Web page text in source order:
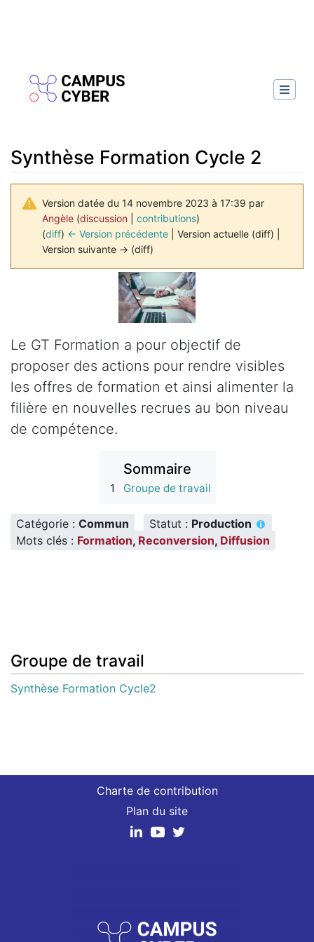
Synthèse Formation Cycle 2
Version datée du 14 novembre 2023 à 17:39 par
Angèle (discussion contributions)
(diff) ← Version précédente | Version actuelle (diff) |
Version suivante → (diff)
rechercher
Le GT Formation a pour objectif de
proposer des actions pour rendre visibles
les offres de formation et ainsi alimenter la
filière en nouvelles recrues au bon niveau
de compétence.
Sommaire
1 Groupe de travail
Catégorie : Commun Statut : Production
Mots clés : Formation, Reconversion, Diffusion
Groupe de travail
Synthèse Formation Cycle2
Charte de contribution
Plan du site